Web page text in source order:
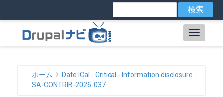
メ
イ
ン
検
Main
パ
ホーム
Date iCal - Critical - Information disclosure -
SA-CONTRIB-2026-037